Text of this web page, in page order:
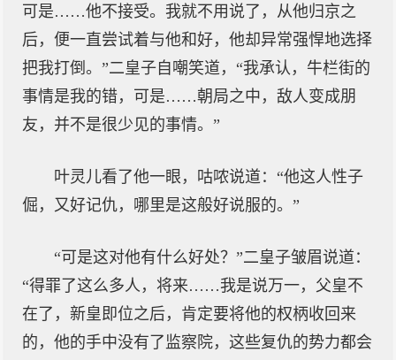
可是……他不接受。我就不用说了，从他归京之
后，便一直尝试着与他和好，他却异常强悍地选择
把我打倒。”二皇子自嘲笑道，“我承认，牛栏街的
事情是我的错，可是……朝局之中，敌人变成朋
友，并不是很少见的事情。”
叶灵儿看了他一眼，咕哝说道：“他这人性子
倔，又好记仇，哪里是这般好说服的。”
“可是这对他有什么好处？”二皇子皱眉说道：
“得罪了这么多人，将来……我是说万一，父皇不
在了，新皇即位之后，肯定要将他的权柄收回来
的，他的手中没有了监察院，这些复仇的势力都会